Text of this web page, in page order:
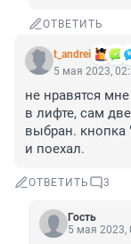
ОТВЕТИТЬ
t_andrei
5 мая 2023,
не нравятся
в лифте, сам
выбран. кнопка
и поехал.
ОТВЕТИТЬ 3
Гость
5 мая 2023,